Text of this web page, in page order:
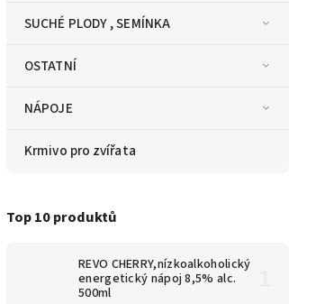
SUCHÉ PLODY , SEMÍNKA
OSTATNÍ
NÁPOJE
Krmivo pro zvířata
Top 10 produktů
REVO CHERRY,nízkoalkoholický
energetický nápoj 8,5% alc.
500ml